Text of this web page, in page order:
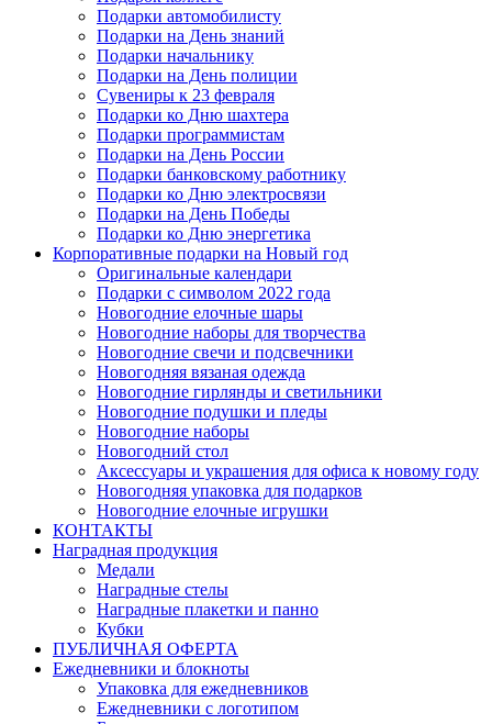
Подарки автомобилисту
Подарки на День знаний
Подарки начальнику
Подарки на День полиции
Сувениры к 23 февраля
Подарки ко Дню шахтера
Подарки программистам
Подарки на День России
Подарки банковскому работнику
Подарки ко Дню электросвязи
Подарки на День Победы
Подарки ко Дню энергетика
Корпоративные подарки на Новый год
Оригинальные календари
Подарки с символом 2022 года
Новогодние елочные шары
Новогодние наборы для творчества
Новогодние свечи и подсвечники
Новогодняя вязаная одежда
Новогодние гирлянды и светильники
Новогодние подушки и пледы
Новогодние наборы
Новогодний стол
Аксессуары и украшения для офиса к новому году
Новогодняя упаковка для подарков
Новогодние елочные игрушки
КОНТАКТЫ
Наградная продукция
Медали
Наградные стелы
Наградные плакетки и панно
Кубки
ПУБЛИЧНАЯ ОФЕРТА
Ежедневники и блокноты
Упаковка для ежедневников
Ежедневники с логотипом